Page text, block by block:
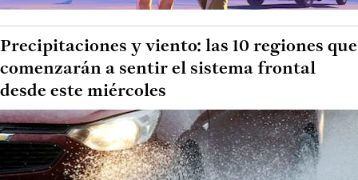
Precipitaciones y viento: las 10 regiones que
comenzarán a sentir el sistema frontal
desde este miércoles